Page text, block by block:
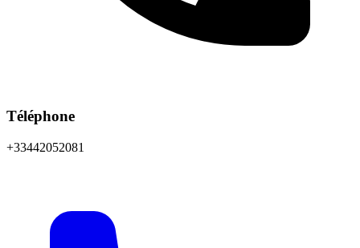
Téléphone
+33442052081